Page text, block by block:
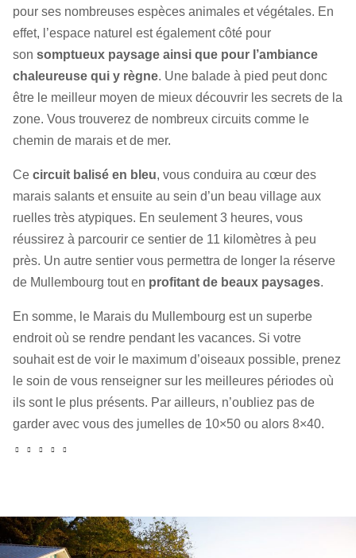
pour ses nombreuses espèces animales et végétales. En
effet, l’espace naturel est également côté pour
son somptueux paysage ainsi que pour l’ambiance
chaleureuse qui y règne. Une balade à pied peut donc
être le meilleur moyen de mieux découvrir les secrets de la
zone. Vous trouverez de nombreux circuits comme le
chemin de marais et de mer.
Ce circuit balisé en bleu, vous conduira au cœur des
marais salants et ensuite au sein d’un beau village aux
ruelles très atypiques. En seulement 3 heures, vous
réussirez à parcourir ce sentier de 11 kilomètres à peu
près. Un autre sentier vous permettra de longer la réserve
de Mullembourg tout en profitant de beaux paysages.
En somme, le Marais du Mullembourg est un superbe
endroit où se rendre pendant les vacances. Si votre
souhait est de voir le maximum d’oiseaux possible, prenez
le soin de vous renseigner sur les meilleures périodes où
ils sont le plus présents. Par ailleurs, n’oubliez pas de
garder avec vous des jumelles de 10×50 ou alors 8×40.